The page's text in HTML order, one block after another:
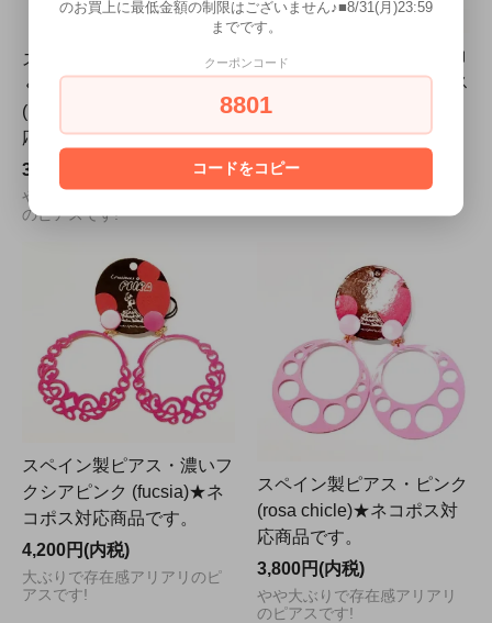
スペイン製 ピアス・しず
く形・渋めのライラック色
(Lila) Peira社製 ネコポス対
応
3,780円(内税)
やや大ぶりで存在感アリアリ
のピアスです!
スペイン製ピアス・ターコ
イズ (Turquesa)★ネコポス
対応商品です。
4,200円(内税)
大ぶりで存在感アリアリのピ
アスです!
スペイン製ピアス・濃いフ
クシアピンク (fucsia)★ネ
コポス対応商品です。
4,200円(内税)
大ぶりで存在感アリアリのピ
アスです!
スペイン製ピアス・ピンク
(rosa chicle)★ネコポス対
応商品です。
3,800円(内税)
やや大ぶりで存在感アリアリ
のピアスです!
のお買上に最低金額の制限はございません♪■8/31(月)23:59
までです。
クーポンコード
8801
コードをコピー